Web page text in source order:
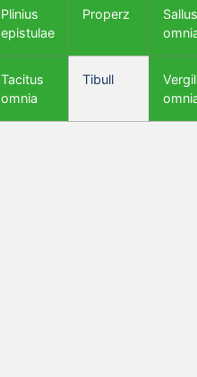
Plinius
epistulae
Properz
Tacitus
omnia
Tibull
Vergil